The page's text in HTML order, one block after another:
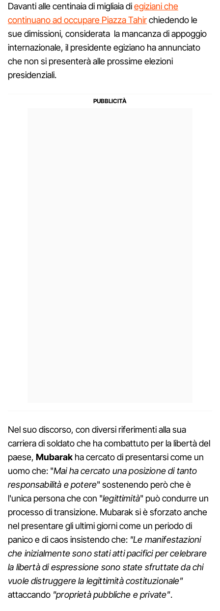
Davanti alle centinaia di migliaia diegiziani che
continuano ad occupare Piazza Tahirchiedendo le
sue dimissioni, considerata la mancanza di appoggio
internazionale, il presidente egiziano ha annunciato
che non si presenterà alle prossime elezioni
presidenziali.
Nel suo discorso, con diversi riferimenti alla sua
carriera di soldato che ha combattuto per la libertà del
paese, Mubarak ha cercato di presentarsi come un
uomo che: "Mai ha cercato una posizione di tanto
responsabilità e potere" sostenendo però che è
l'unica persona che con "legittimità" può condurre un
processo di transizione. Mubarak si è sforzato anche
nel presentare gli ultimi giorni come un periodo di
panico e di caos insistendo che: "Le manifestazioni
che inizialmente sono stati atti pacifici per celebrare
la libertà di espressione sono state sfruttate da chi
vuole distruggere la legittimità costituzionale"
attaccando "proprietà pubbliche e private".